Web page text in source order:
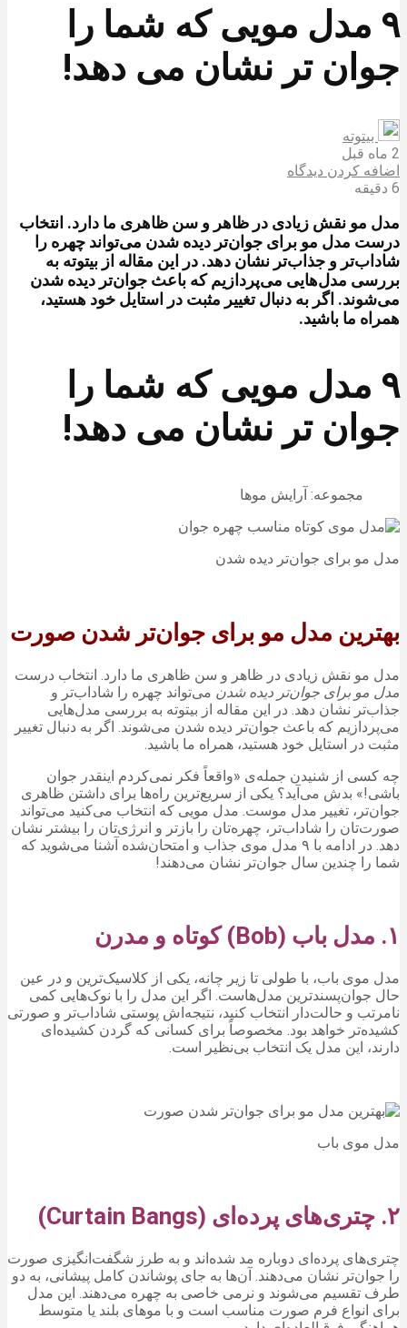
۹ مدل مویی که شما را
جوان تر نشان می دهد!
بیتوته
2 ماه قبل
اضافه کردن دیدگاه
6 دقیقه
مدل مو نقش زیادی در ظاهر و سن ظاهری ما دارد. انتخاب
درست مدل مو برای جوان‌تر دیده شدن می‌تواند چهره را
شاداب‌تر و جذاب‌تر نشان دهد. در این مقاله از بیتوته به
بررسی مدل‌هایی می‌پردازیم که باعث جوان‌تر دیده شدن
می‌شوند. اگر به دنبال تغییر مثبت در استایل خود هستید،
همراه ما باشید.
۹ مدل مویی که شما را
جوان تر نشان می دهد!
مجموعه: آرایش موها
مدل مو برای جوان‌تر دیده شدن
بهترین مدل مو برای جوان‌تر شدن صورت
مدل مو نقش زیادی در ظاهر و سن ظاهری ما دارد. انتخاب درست
مدل مو برای جوان‌تر دیده شدن می‌تواند چهره را شاداب‌تر و
جذاب‌تر نشان دهد. در این مقاله از بیتوته به بررسی مدل‌هایی
می‌پردازیم که باعث جوان‌تر دیده شدن می‌شوند. اگر به دنبال تغییر
مثبت در استایل خود هستید، همراه ما باشید.
چه کسی از شنیدن جمله‌ی «واقعاً فکر نمی‌کردم اینقدر جوان
باشی!» بدش می‌آید؟ یکی از سریع‌ترین راه‌ها برای داشتن ظاهری
جوان‌تر، تغییر مدل موست. مدل مویی که انتخاب می‌کنید می‌تواند
صورت‌تان را شاداب‌تر، چهره‌تان را بازتر و انرژی‌تان را بیشتر نشان
دهد. در ادامه با ۹ مدل موی جذاب و امتحان‌شده آشنا می‌شوید که
شما را چندین سال جوان‌تر نشان می‌دهند!
۱. مدل باب (Bob) کوتاه و مدرن
مدل موی باب، با طولی تا زیر چانه، یکی از کلاسیک‌ترین و در عین
حال جوان‌پسندترین مدل‌هاست. اگر این مدل را با نوک‌هایی کمی
نامرتب و حالت‌دار انتخاب کنید، نتیجه‌اش پوستی شاداب‌تر و صورتی
کشیده‌تر خواهد بود. مخصوصاً برای کسانی که گردن کشیده‌ای
دارند، این مدل یک انتخاب بی‌نظیر است.
مدل موی باب
۲. چتری‌های پرده‌ای (Curtain Bangs)
چتری‌های پرده‌ای دوباره مد شده‌اند و به طرز شگفت‌انگیزی صورت
را جوان‌تر نشان می‌دهند. آن‌ها به جای پوشاندن کامل پیشانی، به دو
طرف تقسیم می‌شوند و نرمی خاصی به چهره می‌دهند. این مدل
برای انواع فرم صورت مناسب است و با موهای بلند یا متوسط